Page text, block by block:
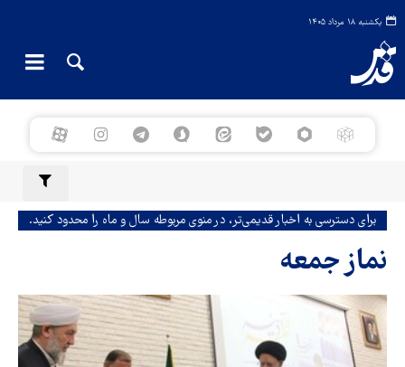
یکشنبه ۱۸ مرداد ۱۴۰۵
برای دسترسی به اخبار قدیمی‌تر، در منوی مربوطه سال و ماه را محدود کنید.
نماز جمعه